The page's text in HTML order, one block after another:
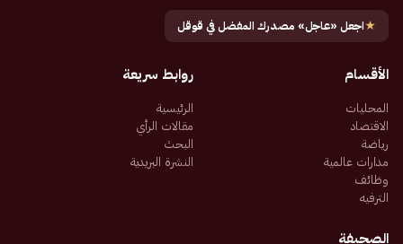
★اجعل «عاجل» مصدرك المفضل في قوقل
الأقسام
المحليات
الاقتصاد
رياضة
مدارات عالمية
وظائف
الترفيه
روابط سريعة
الرئيسية
مقالات الرأي
البحث
النشرة البريدية
الصحيفة